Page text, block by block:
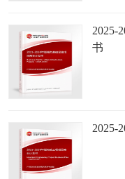
2025-
书
2025-